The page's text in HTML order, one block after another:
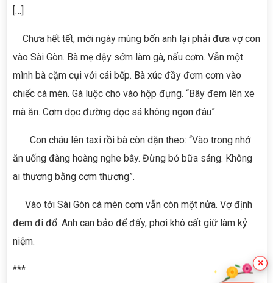
[…]
Chưa hết tết, mới ngày mùng bốn anh lại phải đưa vợ con
vào Sài Gòn. Bà mẹ dậy sớm làm gà, nấu cơm. Vẫn một
mình bà cặm cụi với cái bếp. Bà xúc đầy đơm cơm vào
chiếc cà mèn. Gà luộc cho vào hộp đựng. “Bây đem lên xe
mà ăn. Cơm dọc đường dọc sá không ngon đâu”.
Con cháu lên taxi rồi bà còn dặn theo: “Vào trong nhớ
ăn uống đàng hoàng nghe bây. Đừng bỏ bữa sáng. Không
ai thương bằng cơm thương”.
Vào tới Sài Gòn cà mèn cơm vẫn còn một nửa. Vợ định
đem đi đổ. Anh can bảo để đấy, phơi khô cất giữ làm kỷ
niệm.
***
×